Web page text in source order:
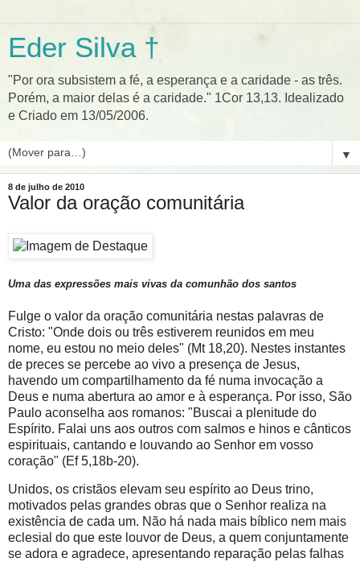
Eder Silva †
"Por ora subsistem a fé, a esperança e a caridade - as três.
Porém, a maior delas é a caridade." 1Cor 13,13. Idealizado
e Criado em 13/05/2006.
▼
8 de julho de 2010
Valor da oração comunitária
Uma das expressões mais vivas da comunhão dos santos
Fulge o valor da oração comunitária nestas palavras de
Cristo: "Onde dois ou três estiverem reunidos em meu
nome, eu estou no meio deles" (Mt 18,20). Nestes instantes
de preces se percebe ao vivo a presença de Jesus,
havendo um compartilhamento da fé numa invocação a
Deus e numa abertura ao amor e à esperança. Por isso, São
Paulo aconselha aos romanos: "Buscai a plenitude do
Espírito. Falai uns aos outros com salmos e hinos e cânticos
espirituais, cantando e louvando ao Senhor em vosso
coração" (Ef 5,18b-20).
Unidos, os cristãos elevam seu espírito ao Deus trino,
motivados pelas grandes obras que o Senhor realiza na
existência de cada um. Não há nada mais bíblico nem mais
eclesial do que este louvor de Deus, a quem conjuntamente
se adora e agradece, apresentando reparação pelas falhas